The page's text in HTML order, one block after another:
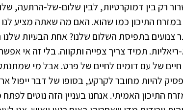
רק בין דמוקרטיות, לבין שלום-של-הרתעה,
התיכון כמו שהוא. האם מה שאתה מציע לנו
צנועים בתפיסת השלום שלנו? אחת הבעיות
ריאליות. תמיד צריך צפייה ותקווה. בלי זה אי
חיים של עם דומים לחיים של פרט. אבל מי
להיות מחובר לקרקע, בסופו של דבר ייפול
התיכון האמיתי. אנחנו בעניין הזה נוטים